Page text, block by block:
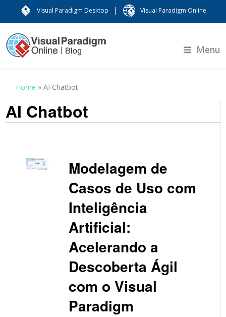
Visual Paradigm Desktop | Visual Paradigm Online
Menu
Home »AI Chatbot
AI Chatbot
Modelagem de
Casos de Uso com
Inteligência
Artificial:
Acelerando a
Descoberta Ágil
com o Visual
Paradigm